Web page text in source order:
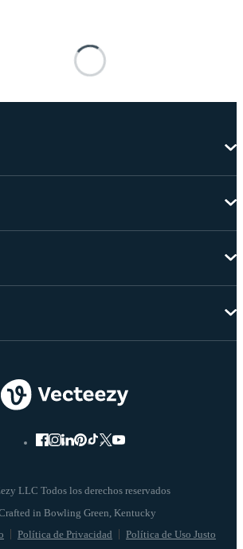
LLC Todos los derechos reservados
Política de Privacidad Política de Uso Justo